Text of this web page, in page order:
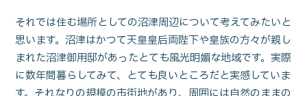
それでは住む場所としての沼津周辺について考えてみたいと
思います。沼津はかつて天皇皇后両陛下や皇族の方々が親し
まれた沼津御用邸があったとても風光明媚な地域です。実際
に数年間暮らしてみて、とても良いところだと実感していま